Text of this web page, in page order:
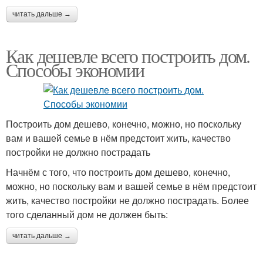
читать дальше →
Как дешевле всего построить дом.
Способы экономии
Построить дом дешево, конечно, можно, но поскольку
вам и вашей семье в нём предстоит жить, качество
постройки не должно пострадать
Начнём с того, что построить дом дешево, конечно,
можно, но поскольку вам и вашей семье в нём предстоит
жить, качество постройки не должно пострадать. Более
того сделанный дом не должен быть:
читать дальше →